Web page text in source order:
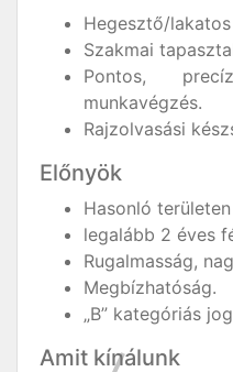
Hegesztő/
Szakmai
Pontos,
munkavégzés.
Rajzolvasási
Előnyök
Hasonló
legalább 2 éves
Rugalmasság,
Megbízhatóság.
„B” kategóriás
Amit kínálunk